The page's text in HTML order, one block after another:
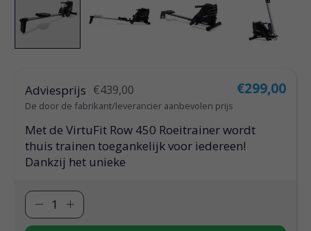
Adviesprijs €439,00
De door de fabrikant/leverancier aanbevolen prijs
€299,00
Met de VirtuFit Row 450 Roeitrainer wordt
thuis trainen toegankelijk voor iedereen!
Dankzij het unieke